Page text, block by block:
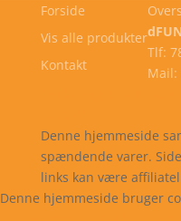
Forside
Vis alle produkter
Kontakt
Tlf:
Denne hjemmeside
spændende varer.
links kan være
Denne hjemmeside bruger